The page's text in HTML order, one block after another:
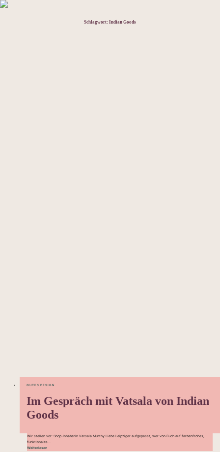
Schlagwort: Indian Goods
GUTES DESIGN
Im Gespräch mit Vatsala von Indian
Goods
Wir stellen vor: Shop-Inhaberin Vatsala Murthy Liebe Leipziger aufgepasst, wer von Euch auf farbenfrohes,
funktionales...
Weiterlesen